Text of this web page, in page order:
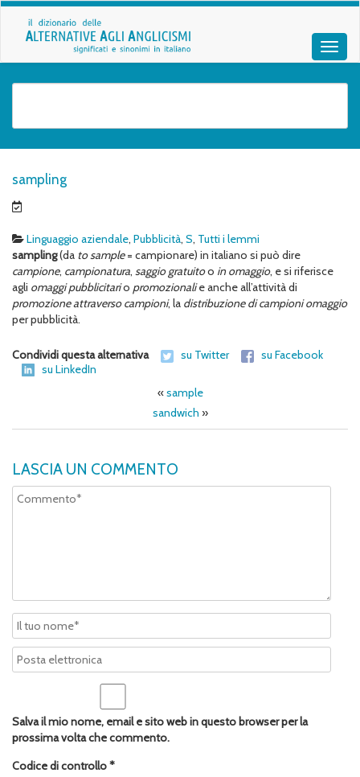
sampling
Linguaggio aziendale, Pubblicità, S, Tutti i lemmi
sampling(da to sample= campionare) in italiano si può dire
campione, campionatura, saggio gratuitoo in omaggio, e si riferisce
agli omaggi pubblicitario promozionalie anche all’attività di
promozione attraverso campioni, la distribuzione di campioni omaggio
per pubblicità.
Condividi questa alternativa su Twitter
su Facebook
su LinkedIn
«sample
sandwich »
LASCIA UN COMMENTO
Salva il mio nome, email e sito web in questo browser per la
prossima volta che commento.
Codice di controllo*